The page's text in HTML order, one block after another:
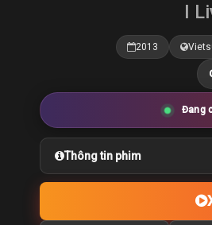
I
2013
Đang
Thông tin phim